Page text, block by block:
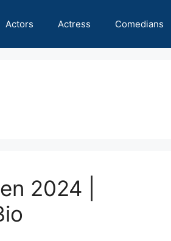
Actors Actress Comedians
2024 |